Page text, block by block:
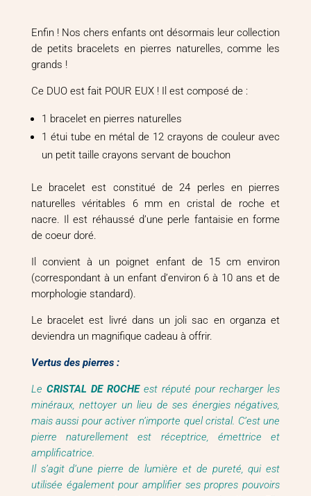
Enfin ! Nos chers enfants ont désormais leur collection
de petits bracelets en pierres naturelles, comme les
grands !
Ce DUO est fait POUR EUX ! Il est composé de :
1 bracelet en pierres naturelles
1 étui tube en métal de 12 crayons de couleur avec
un petit taille crayons servant de bouchon
Le bracelet est constitué de 24 perles en pierres
naturelles véritables 6 mm en cristal de roche et
nacre. Il est réhaussé d’une perle fantaisie en forme
de coeur doré.
Il convient à un poignet enfant de 15 cm environ
(correspondant à un enfant d’environ 6 à 10 ans et de
morphologie standard).
Le bracelet est livré dans un joli sac en organza et
deviendra un magnifique cadeau à offrir.
Vertus des pierres :
Le CRISTAL DE ROCHEest réputé pour recharger les
minéraux, nettoyer un lieu de ses énergies négatives,
mais aussi pour activer n’importe quel cristal. C’est une
pierre naturellement est réceptrice, émettrice et
amplificatrice.
Il s’agit d’une pierre de lumière et de pureté, qui est
utilisée également pour amplifier ses propres pouvoirs